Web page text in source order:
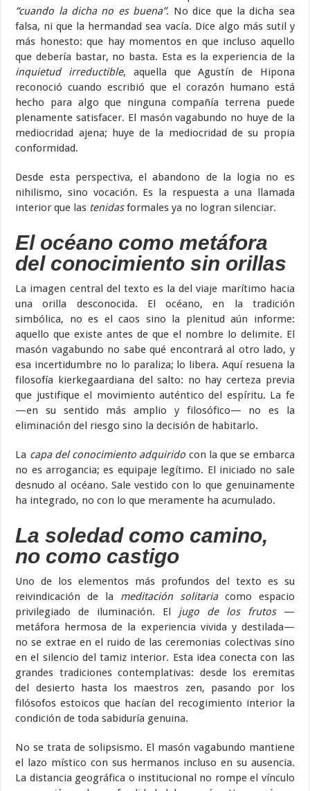
“cuando la dicha no es buena”. No dice que la dicha sea
falsa, ni que la hermandad sea vacía. Dice algo más sutil y
más honesto: que hay momentos en que incluso aquello
que debería bastar, no basta. Esta es la experiencia de la
inquietud irreductible, aquella que Agustín de Hipona
reconoció cuando escribió que el corazón humano está
hecho para algo que ninguna compañía terrena puede
plenamente satisfacer. El masón vagabundo no huye de la
mediocridad ajena; huye de la mediocridad de su propia
conformidad.
Desde esta perspectiva, el abandono de la logia no es
nihilismo, sino vocación. Es la respuesta a una llamada
interior que las tenidasformales ya no logran silenciar.
El océano como metáfora
del conocimiento sin orillas
La imagen central del texto es la del viaje marítimo hacia
una orilla desconocida. El océano, en la tradición
simbólica, no es el caos sino la plenitud aún informe:
aquello que existe antes de que el nombre lo delimite. El
masón vagabundo no sabe qué encontrará al otro lado, y
esa incertidumbre no lo paraliza; lo libera. Aquí resuena la
filosofía kierkegaardiana del salto: no hay certeza previa
que justifique el movimiento auténtico del espíritu. La fe
—en su sentido más amplio y filosófico— no es la
eliminación del riesgo sino la decisión de habitarlo.
La capa del conocimiento adquirido con la que se embarca
no es arrogancia; es equipaje legítimo. El iniciado no sale
desnudo al océano. Sale vestido con lo que genuinamente
ha integrado, no con lo que meramente ha acumulado.
La soledad como camino,
no como castigo
Uno de los elementos más profundos del texto es su
reivindicación de la meditación solitariacomo espacio
privilegiado de iluminación. El jugo de los frutos—
metáfora hermosa de la experiencia vivida y destilada—
no se extrae en el ruido de las ceremonias colectivas sino
en el silencio del tamiz interior. Esta idea conecta con las
grandes tradiciones contemplativas: desde los eremitas
del desierto hasta los maestros zen, pasando por los
filósofos estoicos que hacían del recogimiento interior la
condición de toda sabiduría genuina.
No se trata de solipsismo. El masón vagabundo mantiene
el lazo místico con sus hermanos incluso en su ausencia.
La distancia geográfica o institucional no rompe el vínculo